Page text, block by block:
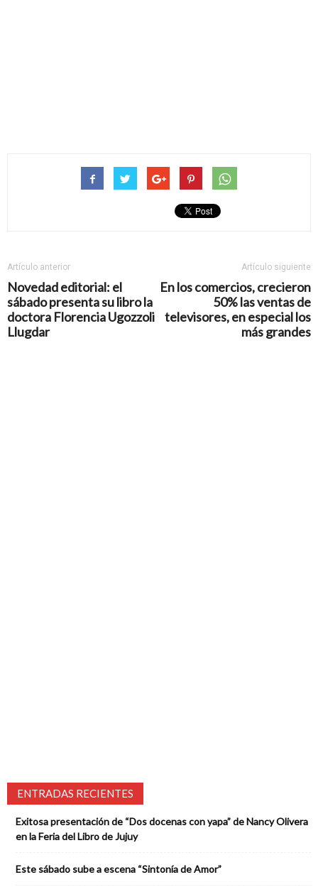
Artículo anterior
Novedad editorial: el
sábado presenta su libro la
doctora Florencia Ugozzoli
Llugdar
Artículo siguiente
En los comercios, crecieron
50% las ventas de
televisores, en especial los
más grandes
ENTRADAS RECIENTES
Exitosa presentación de “Dos docenas con yapa” de Nancy Olivera
en la Feria del Libro de Jujuy
Este sábado sube a escena “Sintonía de Amor”